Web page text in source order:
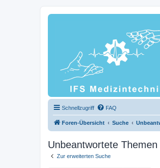
Schnellzugriff FAQ
Foren-Übersicht Suche
Unbeantwortete Themen
Zur erweiterten Suche